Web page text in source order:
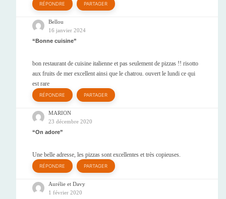
RÉPONDRE PARTAGER
Bellou
16 janvier 2024
Bonne cuisine
bon restaurant de cuisine italienne et pas seulement de pizzas !! risotto
aux fruits de mer excellent ainsi que le chatrou. ouvert le lundi ce qui
est rare
RÉPONDRE PARTAGER
MARION
23 décembre 2020
On adore
Une belle adresse, les pizzas sont excellentes et très copieuses.
RÉPONDRE PARTAGER
Aurélie et Davy
1 février 2020